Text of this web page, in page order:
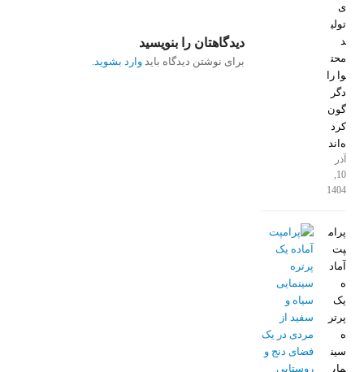
دیدگاهتان را بنویسید
برای نوشتن دیدگاه بایدوارد بشوید.
ی
تولی
د
محت
وا را
دگر
گون
کرد
ه‌اند
آذر
10,
1404
پرام
پت
آماد
ه
یک
پرتر
ه
سین
مای